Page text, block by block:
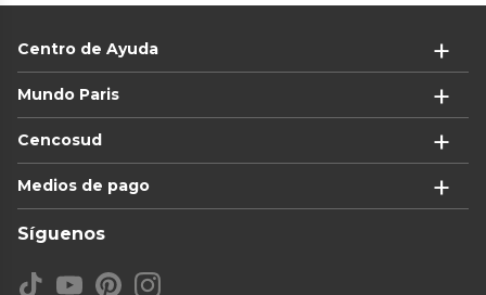
Centro de Ayuda
Mundo Paris
Cencosud
Medios de pago
Síguenos